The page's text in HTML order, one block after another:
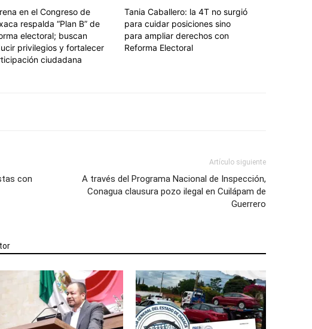
en el Congreso de
respalda “Plan B” de
electoral; buscan
privilegios y fortalecer
ciudadana
Tania Caballero: la 4T no surgió
para cuidar posiciones sino
para ampliar derechos con
Reforma Electoral
con
Artículo siguiente
A través del Programa Nacional de Inspección,
Conagua clausura pozo ilegal en Cuilápam de
Guerrero